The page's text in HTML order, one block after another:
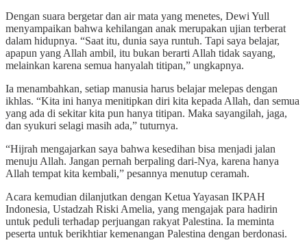
Dengan suara bergetar dan air mata yang menetes, Dewi Yull
menyampaikan bahwa kehilangan anak merupakan ujian terberat
dalam hidupnya. “Saat itu, dunia saya runtuh. Tapi saya belajar,
apapun yang Allah ambil, itu bukan berarti Allah tidak sayang,
melainkan karena semua hanyalah titipan,” ungkapnya.
Ia menambahkan, setiap manusia harus belajar melepas dengan
ikhlas. “Kita ini hanya menitipkan diri kita kepada Allah, dan semua
yang ada di sekitar kita pun hanya titipan. Maka sayangilah, jaga,
dan syukuri selagi masih ada,” tuturnya.
“Hijrah mengajarkan saya bahwa kesedihan bisa menjadi jalan
menuju Allah. Jangan pernah berpaling dari-Nya, karena hanya
Allah tempat kita kembali,” pesannya menutup ceramah.
Acara kemudian dilanjutkan dengan Ketua Yayasan IKPAH
Indonesia, Ustadzah Riski Amelia, yang mengajak para hadirin
untuk peduli terhadap perjuangan rakyat Palestina. Ia meminta
peserta untuk berikhtiar kemenangan Palestina dengan berdonasi.